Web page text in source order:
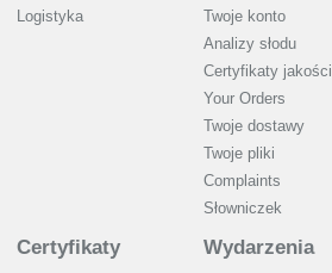
Logistyka
Twoje konto
Analizy słodu
Certyfikaty jakości
Your Orders
Twoje dostawy
Twoje pliki
Complaints
Słowniczek
Certyfikaty Wydarzenia